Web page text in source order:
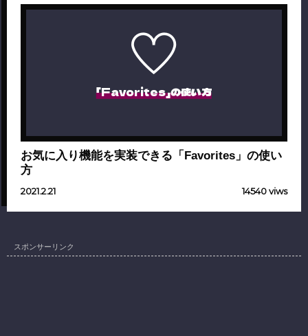
「Favorites」の使い方
お気に入り機能を実装できる「Favorites」の使い
方
2021.2.21 14540 viws